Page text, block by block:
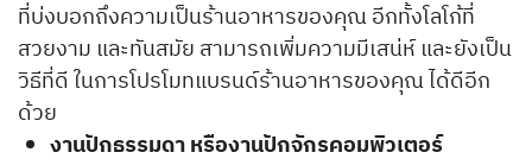
ที่บ่งบอกถึงความเป็นร้านอาหารของคุณ อีกทั้งโลโก้ที่
สวยงาม และทันสมัย สามารถเพิ่มความมีเสน่ห์ และยังเป็น
วิธีที่ดี ในการโปรโมทแบรนด์ร้านอาหารของคุณ ได้ดีอีก
ด้วย
งานปักธรรมดา หรืองานปักจักรคอมพิวเตอร์